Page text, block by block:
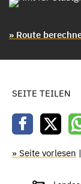
» Route
SEITE TEILEN
» Seite vorlesen |